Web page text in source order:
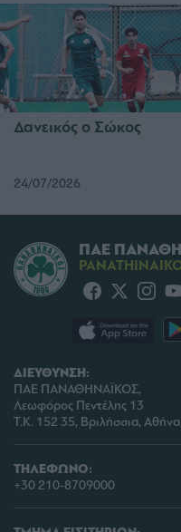
Δανεικός ο Σώκος
24/07/2026
ΔΙΕΥΘΥΝΣΗ:
ΠΑΕ ΠΑΝΑΘΗΝΑΪΚΟΣ,
Λεωφόρος Πεντέλης 13
Τ.Κ. 152 35, Βριλήσσια,
ΤΗΛΕΦΩΝΟ:
+30 210-8709000
ΠΑΕ